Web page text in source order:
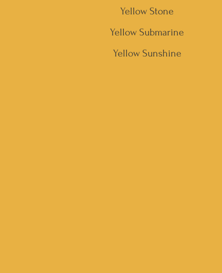
Yellow Stone
Yellow Submarine
Yellow Sunshine